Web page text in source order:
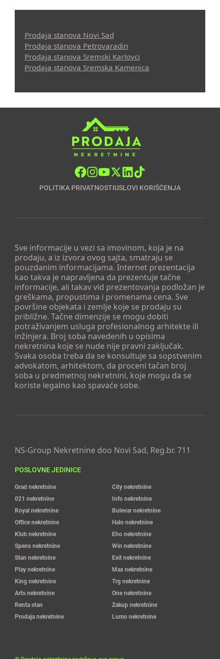
Prodaja stanova Novi Sad
Prodaja stanova Petrovaradin
Prodaja stanova Sremski Karlovci
Prodaja stanova Sremska Kamenica
POLITIKA PRIVATNOSTIUSLOVI KORIŠĆENJA
Sve informacije u vezi sa imovinom, koja je na
prodaju, a iz izvora ovog sajta, smatraju se
pouzdanim informacijama. Internet prezentacija
kao takva je napravljena da prezentuje tačne
informacije, ali takav vid prezentovanja podložan je
greškama, propustima i promenama cena. Sve
površine objekata i zemlje koje se prodaju su
približne. Tačne dimenzije se mogu dobiti
potraživanjem usluga profesionalnog arhitekte ili
inžinjera. Broj soba navedenih u opisima
nekretnina koje se nude nije pravni zaključak.
Svaka osoba treba da se konsultuje sa sopstvenim
advokatom, arhitektom, da proceni tačan broj
soba u predmetnoj nekretnini, koje mogu da se
koriste legalno kao spavaće sobe.
NS-Group Nekretnine doo Novi Sad, Reg.br. 711
POSLOVNE JEDINICE
Grad nekretnine
City nekretnine
021 nekretnine
Info nekretnine
Royal nekretnine
Bulevar nekretnine
Office nekretnine
Halo nekretnine
Klub nekretnine
Eho nekretnine
Spens nekretnine
Win nekretnine
Stan nekretnine
Exit nekretnine
Play nekretnine
Max nekretnine
King nekretnine
Trg nekretnine
Arts nekretnine
One nekretnine
Renta stan
Zakup nekretnine
Prodaja nekretnine
Lumo nekretnine